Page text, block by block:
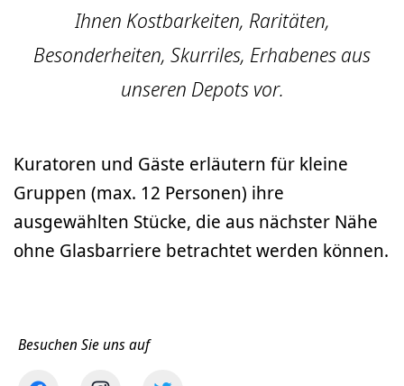
Ihnen Kostbarkeiten, Raritäten,
Besonderheiten, Skurriles, Erhabenes aus
unseren Depots vor.
Kuratoren und Gäste erläutern für kleine
Gruppen (max. 12 Personen) ihre
ausgewählten Stücke, die aus nächster Nähe
ohne Glasbarriere betrachtet werden können.
Besuchen Sie uns auf